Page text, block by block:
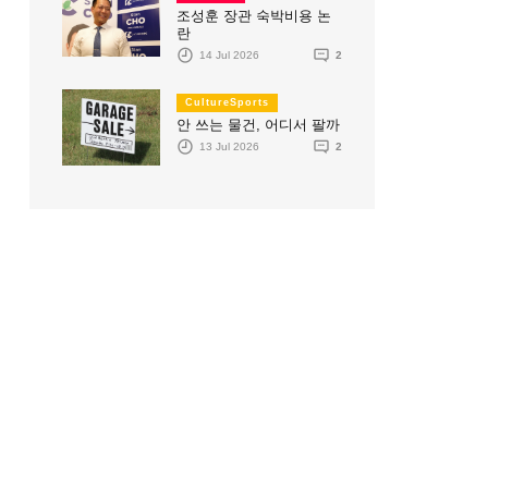
조성훈 장관 숙박비용 논
란
14 Jul 2026 2
CultureSports
안 쓰는 물건, 어디서 팔까
13 Jul 2026 2